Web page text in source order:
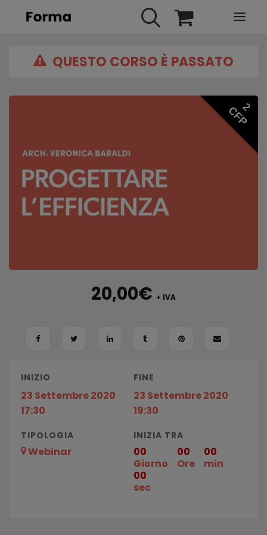
HOME
FAQ
CONTATTI
ACCOUNT
QUESTO CORSO È PASSATO
2
CFP
20,00€ + IVA
INIZIO
23 Settembre 2020
17:30
FINE
23 Settembre 2020
19:30
TIPOLOGIA
Webinar
INIZIA TRA
00
Giorno
00
Ore
00
min
00
sec